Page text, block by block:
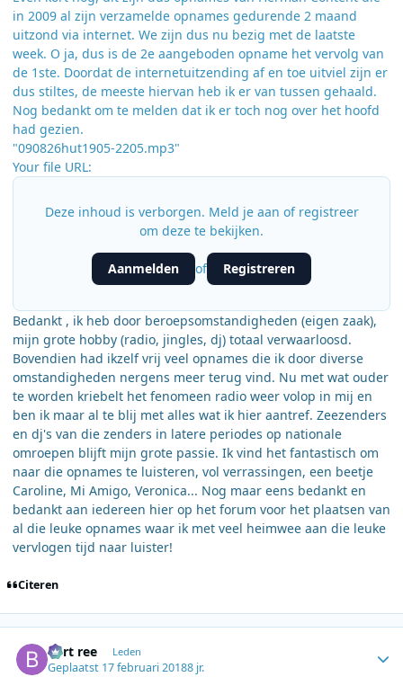
in 2009 al zijn verzamelde opnames gedurende 2 maand
uitzond via internet. We zijn dus nu bezig met de laatste
week. O ja, dus is de 2e aangeboden opname het vervolg van
de 1ste. Doordat de internetuitzending af en toe uitviel zijn er
dus stiltes, de meeste hiervan heb ik er van tussen gehaald.
Nog bedankt om te melden dat ik er toch nog over het hoofd
had gezien.
"090826hut1905-2205.mp3"
Your file URL:
Deze inhoud is verborgen. Meld je aan of registreer
om deze te bekijken.
Aanmelden of Registreren
Bedankt , ik heb door beroepsomstandigheden (eigen zaak),
mijn grote hobby (radio, jingles, dj) totaal verwaarloosd.
Bovendien had ikzelf vrij veel opnames die ik door diverse
omstandigheden nergens meer terug vind. Nu met wat ouder
te worden kriebelt het fenomeen radio weer volop in mij en
ben ik maar al te blij met alles wat ik hier aantref. Zeezenders
en dj's van die zenders in latere periodes op nationale
omroepen blijft mijn grote passie. Ik vind het fantastisch om
naar die opnames te luisteren, vol verrassingen, een beetje
Caroline, Mi Amigo, Veronica... Nog maar eens bedankt en
bedankt aan iedereen hier op het forum voor het plaatsen van
al die leuke opnames waar ik met veel heimwee aan die leuke
vervlogen tijd naar luister!
Citeren
bert ree Leden
Geplaatst 17 februari 20188 jr.